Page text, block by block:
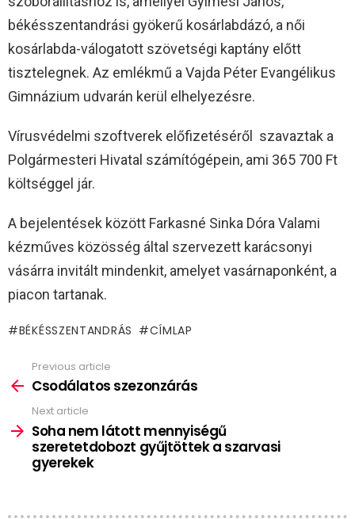
békésszentandrási gyökerű kosárlabdázó, a női
kosárlabda-válogatott szövetségi kaptány előtt
tisztelegnek. Az emlékmű a Vajda Péter Evangélikus
Gimnázium udvarán kerül elhelyezésre.
Vírusvédelmi szoftverek előfizetéséről szavaztak a
Polgármesteri Hivatal számítógépein, ami 365 700 Ft
költséggel jár.
A bejelentések között Farkasné Sinka Dóra Valami
kézműves közösség által szervezett karácsonyi
vásárra invitált mindenkit, amelyet vasárnaponként, a
piacon tartanak.
BÉKÉSSZENTANDRÁS CÍMLAP
more
Previous article
Csodálatos szezonzárás
Next article
Soha nem látott mennyiségű
szeretetdobozt gyűjtöttek a szarvasi
gyerekek